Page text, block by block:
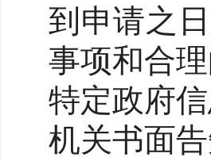
到申请之
事项和合
特定政府
机关书面